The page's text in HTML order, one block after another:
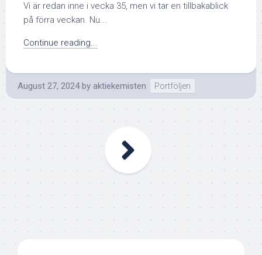
Vi är redan inne i vecka 35, men vi tar en tillbakablick
på förra veckan. Nu...
Continue reading...
August 27, 2024 by aktiekemisten Portföljen